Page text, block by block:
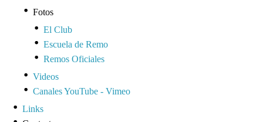
Fotos
El Club
Escuela de Remo
Remos Oficiales
Videos
Canales YouTube - Vimeo
Links